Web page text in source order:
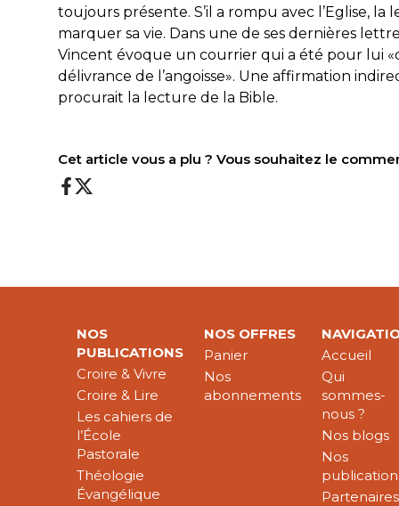
toujours présente. S’il a rompu avec l’Eglise,
marquer sa vie. Dans une de ses dernières
Vincent évoque un courrier qui a été pour lui
délivrance de l’angoisse». Une affirmation
procurait la lecture de la Bible.
Cet article vous a plu ? Vous souhaitez le
NOS
PUBLICATIONS
Croire & Vivre
Croire & Lire
Les cahiers de
l’École
Pastorale
Théologie
Évangélique
NOS OFFRES
Panier
Nos
abonnements
Accueil
Qui
sommes-
nous ?
Nos blogs
Nos
Partenaires